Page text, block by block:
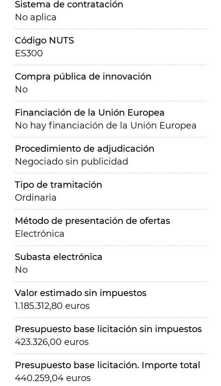
Sistema de contratación
No aplica
Código NUTS
ES300
Compra pública de innovación
No
Financiación de la Unión Europea
No hay financiación de la Unión Europea
Procedimiento de adjudicación
Negociado sin publicidad
Tipo de tramitación
Ordinaria
Método de presentación de ofertas
Electrónica
Subasta electrónica
No
Valor estimado sin impuestos
1.185.312,80 euros
Presupuesto base licitación sin impuestos
423.326,00 euros
Presupuesto base licitación. Importe total
440.259,04 euros